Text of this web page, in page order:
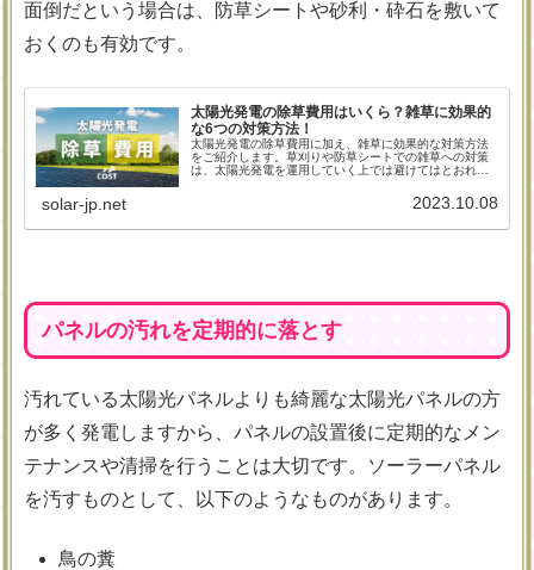
面倒だという場合は、防草シートや砂利・砕石を敷いて
おくのも有効です。
太陽光発電の除草費用はいくら？雑草に効果的
な6つの対策方法！
太陽光発電の除草費用に加え、雑草に効果的な対策方法
をご紹介します。草刈りや防草シートでの雑草への対策
は、太陽光発電を運用していく上では避けてはとおれま
果的なのか、具体的な費用とともに見ていきましょう。
solar-jp.net 2023.10.08
パネルの汚れを定期的に落とす
汚れている太陽光パネルよりも綺麗な太陽光パネルの方
が多く発電しますから、パネルの設置後に定期的なメン
テナンスや清掃を行うことは大切です。ソーラーパネル
を汚すものとして、以下のようなものがあります。
鳥の糞